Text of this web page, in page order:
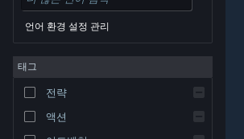
© Valve Corporation. 모든 권리 보유. 모든 상표는 미국
및 기타 국가에서 각각 해당 소유자의 재산입니다.
환불| 쿠키
언어 환경 설정 관리
태그
전략
액션